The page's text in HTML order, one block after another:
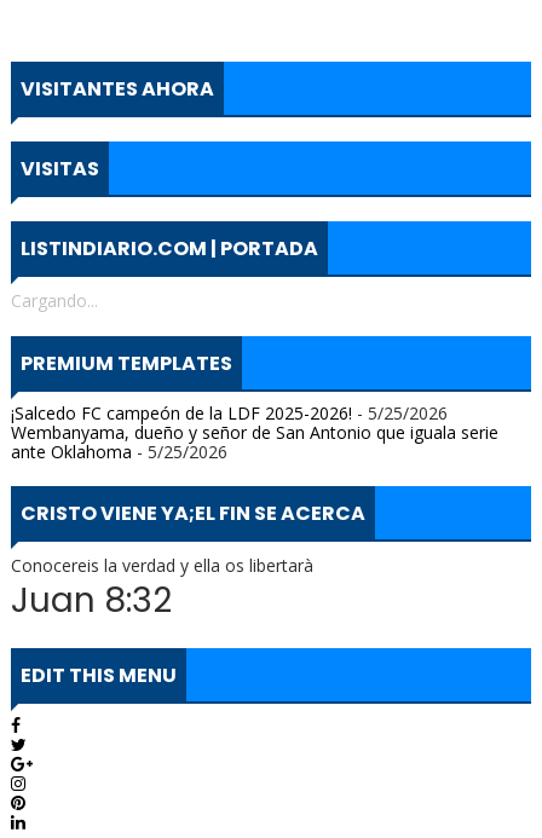
VISITANTES AHORA
VISITAS
LISTINDIARIO.COM | PORTADA
Cargando...
PREMIUM TEMPLATES
¡Salcedo FC campeón de la LDF 2025-2026! - 5/25/2026
Wembanyama, dueño y señor de San Antonio que iguala serie
ante Oklahoma - 5/25/2026
CRISTO VIENE YA;EL FIN SE ACERCA
Conocereis la verdad y ella os libertarà
Juan 8:32
EDIT THIS MENU